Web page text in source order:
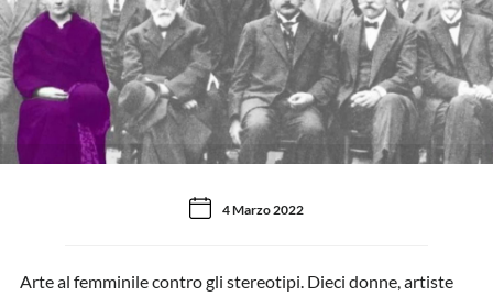
4 Marzo 2022
Arte al femminile contro gli stereotipi. Dieci donne, artiste